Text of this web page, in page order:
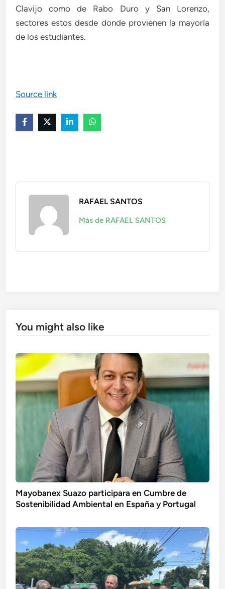
Clavijo como de Rabo Duro y San Lorenzo,
sectores estos desde donde provienen la mayoría
de los estudiantes.
Source link
RAFAEL SANTOS
Más de RAFAEL SANTOS
You might also like
Mayobanex Suazo participara en Cumbre de
Sostenibilidad Ambiental en España y Portugal